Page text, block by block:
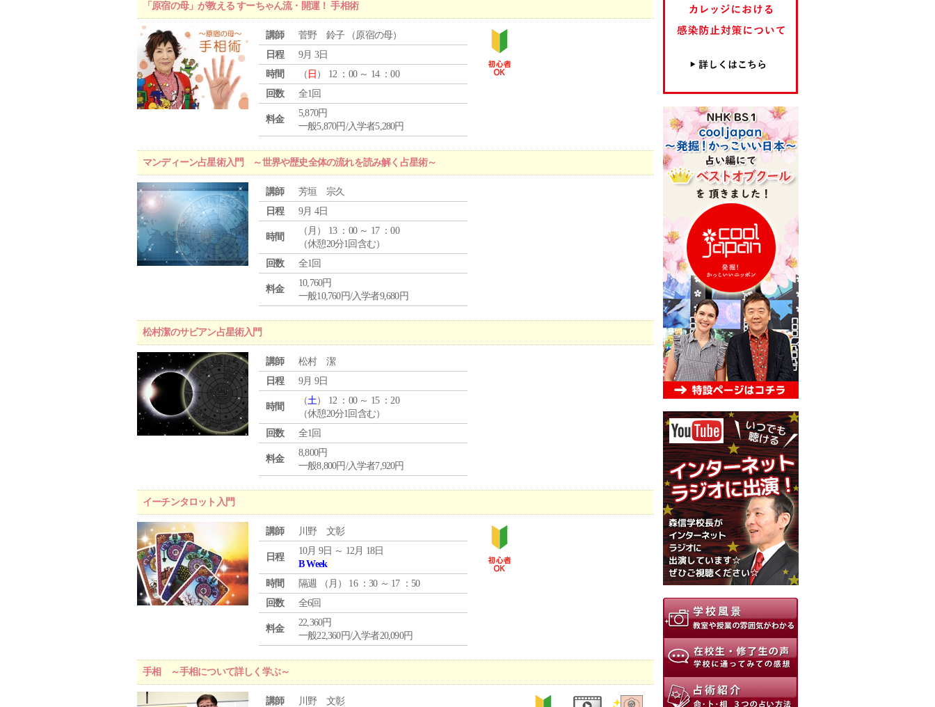
「原宿の母」が教える すーちゃん流・開運！ 手相術
講師
菅野 鈴子 （原宿の母）
日程
9月 3日
時間
（ 日 ） 12 ：00 ～ 14 ：00
回数
全1回
料金
5,870円
一般5,870円/入学者5,280円
マンディーン占星術入門 ～世界や歴史全体の流れを読み解く占星術～
講師
芳垣 宗久
日程
9月 4日
時間
（ 月 ） 13 ：00 ～ 17 ：00
（休憩20分1回含む）
回数
全1回
料金
10,760円
一般10,760円/入学者9,680円
松村潔のサビアン占星術入門
講師
松村 潔
日程
9月 9日
時間
（土） 12 ：00 ～ 15 ：20
（休憩20分1回含む）
回数
全1回
料金
8,800円
一般8,800円/入学者7,920円
イーチンタロット入門
講師 川野 文彰
日程
10月 9日 ～ 12月 18日
B Week
時間
隔週 （ 月 ） 16 ：30 ～ 17 ：50
回数
全6回
料金
22,360円
一般22,360円/入学者20,090円
手相 ～手相について詳しく学ぶ～
講師 川野 文彰